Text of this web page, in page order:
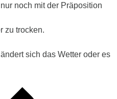
noch mit der Präposition
zu trocken.
sich das Wetter oder es